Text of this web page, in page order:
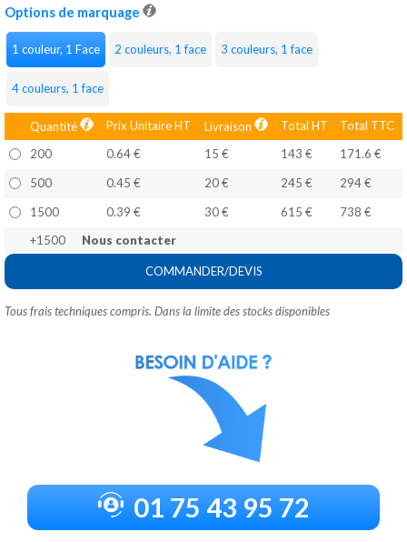
Options de marquage
1 couleur, 1 Face 2 couleurs, 1 face 3 couleurs, 1 face
4 couleurs, 1 face
Quantité Prix Unitaire HT Livraison Total HT
Total TTC
200
0.64 € 15 € 143 €
171.6 €
500
0.45 € 20 € 245 €
294 €
1500
0.39 € 30 € 615 €
738 €
+1500
Nous contacter
COMMANDER/DEVIS
Tous frais techniques compris. Dans la limite des stocks disponibles
01 75 43 95 72